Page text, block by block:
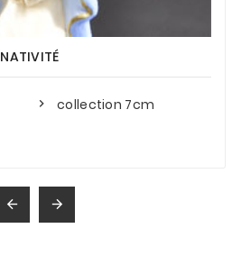
NATIVITÉ
collection 7cm
 